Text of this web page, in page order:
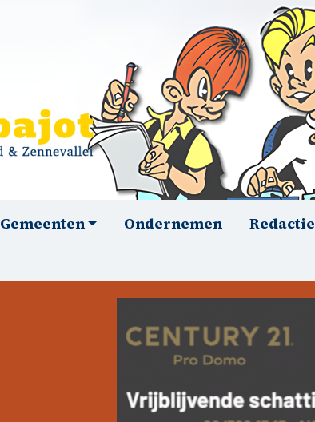
Gemeenten Ondernemen Redactie